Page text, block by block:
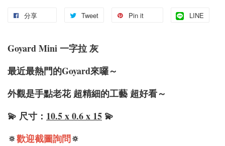
分享 Tweet Pin it LINE
Goyard Mini 一字拉 灰
最近最熱門的Goyard來囉～
外觀是手點老花 超精細的工藝 超好看～
💫 尺寸： 10.5 x 0.6 x 15 💫
🔅歡迎截圖詢問🔅